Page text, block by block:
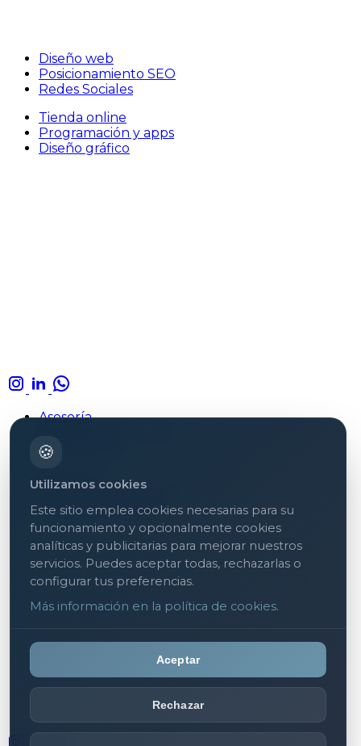
Diseño web
Posicionamiento SEO
Redes Sociales
Tienda online
Programación y apps
Diseño gráfico
Asesoría
Formaciones
Aviso legal
Política de privacidad
Política de cookies
🍪
Utilizamos cookies
Este sitio emplea cookies necesarias para su
funcionamiento y opcionalmente cookies
analíticas y publicitarias para mejorar nuestros
servicios. Puedes aceptar todas, rechazarlas o
configurar tus preferencias.
Más información en la política de cookies.
Aceptar
Rechazar